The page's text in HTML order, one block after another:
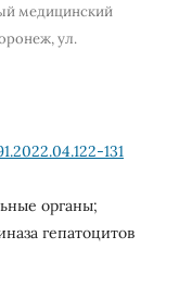
медицинский
ул.
131
органы;
гепатоцитов